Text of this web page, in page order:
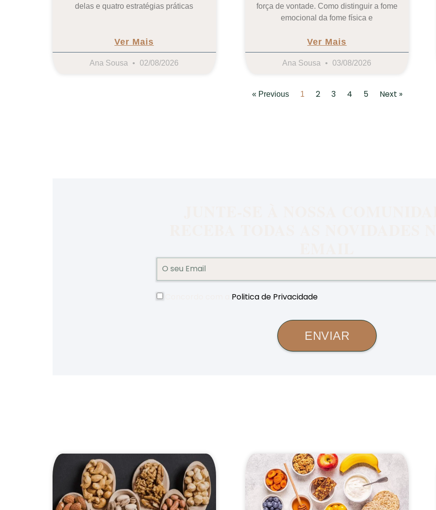
delas e quatro estratégias práticas
Ver Mais
Ana Sousa 02/08/2026
força de vontade. Como distinguir a fome
emocional da fome física e
Ver Mais
Ana Sousa 03/08/2026
« Previous 1 2 3 4 5 Next »
Politica de Privacidade
ENVIAR